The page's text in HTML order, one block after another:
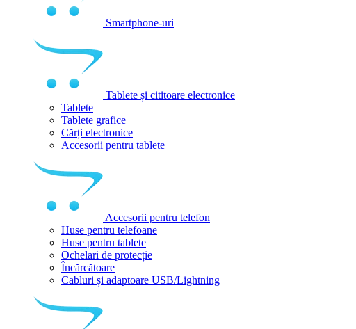
Smartphone-uri
Tablete și cititoare electronice
Tablete
Tablete grafice
Cărți electronice
Accesorii pentru tablete
Accesorii pentru telefon
Huse pentru telefoane
Huse pentru tablete
Ochelari de protecție
Încărcătoare
Cabluri și adaptoare USB/Lightning